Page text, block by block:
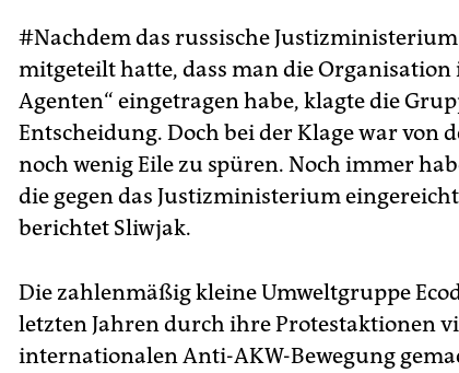
#Nachdem das russische
mitgeteilt hatte, dass man die Organisation
Agenten“ eingetragen habe, klagte die
Entscheidung. Doch bei der Klage war von
noch wenig Eile zu spüren. Noch immer
die gegen das Justizministerium
berichtet Sliwjak.
Die zahlenmäßig kleine Umweltgruppe
letzten Jahren durch ihre Protestaktionen
internationalen Anti-AKW-Bewegung